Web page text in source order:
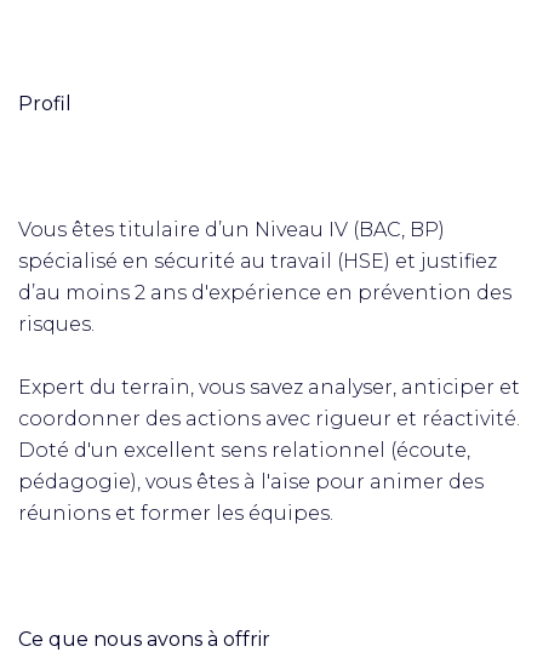
Profil
Vous êtes titulaire d’un Niveau IV (BAC, BP)
spécialisé en sécurité au travail (HSE) et justifiez
d’au moins 2 ans d'expérience en prévention des
risques.
Expert du terrain, vous savez analyser, anticiper et
coordonner des actions avec rigueur et réactivité.
Doté d'un excellent sens relationnel (écoute,
pédagogie), vous êtes à l'aise pour animer des
réunions et former les équipes.
Ce que nous avons à offrir